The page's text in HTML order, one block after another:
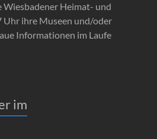
Heimat- und
Uhr ihre Museen und/oder
Informationen im Laufe
im